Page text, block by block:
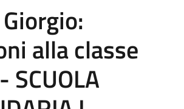
alla classe
SCUOLA